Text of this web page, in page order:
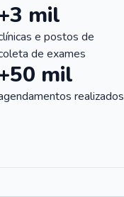
mil
e postos de
de exames
mil
realizados